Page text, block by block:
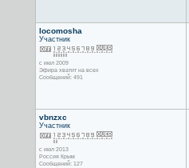
locomosha
Участник
с июл 2009
Эфира хватит на всех
Сообщений: 491
vbnzxc
Участник
с июл 2013
Россия Крым
Сообщений: 127